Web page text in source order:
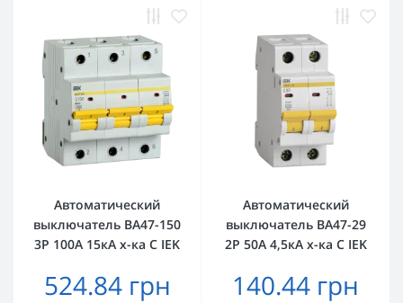
Автоматический
выключатель ВА47-150
3Р 100А 15кА х-ка C IEK
524.84 грн
Автоматический
выключатель ВА47-29
2Р 50А 4,5кА х-ка C IEK
140.44 грн